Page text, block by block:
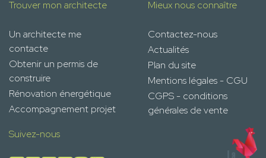
Trouver mon architecte
Un architecte me
contacte
Obtenir un permis de
construire
Rénovation énergétique
Accompagnement projet
Mieux nous connaître
Contactez-nous
Actualités
Plan du site
Mentions légales - CGU
CGPS - conditions
générales de vente
Suivez-nous